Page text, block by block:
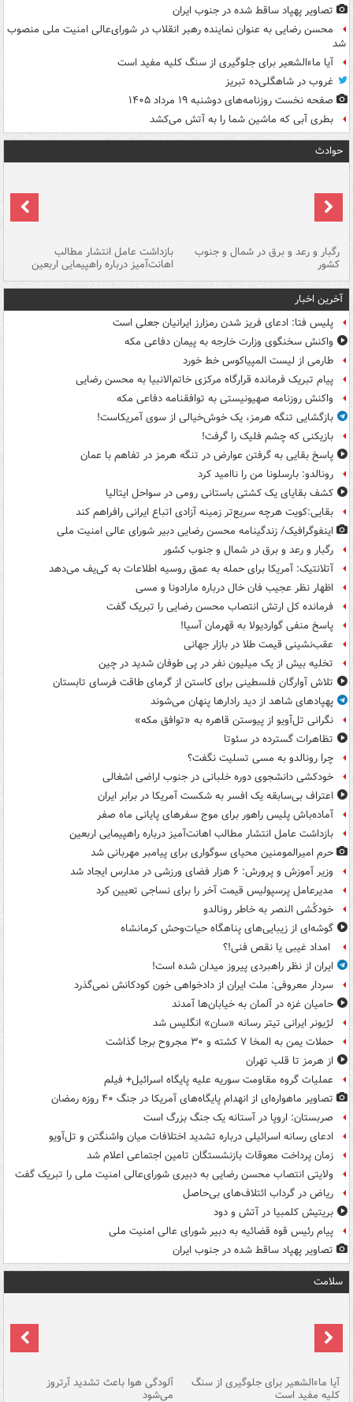
تصاویر پهپاد ساقط شده در جنوب ایران
محسن رضایی به عنوان نماینده رهبر انقلاب در شورای‌عالی امنیت ملی منصوب
شد
آیا ماءالشعیر برای جلوگیری از سنگ کلیه مفید است
غروب در شاهگلی‌ده تبریز
صفحه نخست روزنامه‌های دوشنبه ۱۹ مرداد ۱۴۰۵
بطری آبی که ماشین شما را به آتش می‌کشد
حوادث
رگبار و رعد و برق در شمال و جنوب
کشور
بازداشت عامل انتشار مطالب
اهانت‌آمیز درباره راهپیمایی اربعین
آخرین اخبار
پلیس فتا: ادعای فریز شدن رمزارز ایرانیان جعلی است
واکنش سخنگوی وزارت خارجه به پیمان دفاعی مکه
طارمی از لیست المپیاکوس خط خورد
پیام تبریک فرمانده قرارگاه مرکزی خاتم‌الانبیا به محسن رضایی
واکنش روزنامه صهیونیستی به توافقنامه دفاعی مکه
بازگشایی تنگه هرمز، یک خوش‌خیالی از سوی آمریکاست!
بازیکنی که چشم فلیک را گرفت!
پاسخ بقایی به گرفتن عوارض در تنگه هرمز در تفاهم با عمان
رونالدو: بارسلونا من را ناامید کرد
کشف بقایای یک کشتی باستانی رومی در سواحل ایتالیا
بقایی:کویت هرچه سریع‌تر زمینه آزادی اتباع ایرانی رافراهم کند
اینفوگرافیک/ زندگینامه محسن رضایی دبیر شورای عالی امنیت‌ ملی
رگبار و رعد و برق در شمال و جنوب کشور
آتلانتیک: آمریکا برای حمله به عمق روسیه اطلاعات به کی‌یف می‌دهد
اظهار نظر عجیب فان خال درباره مارادونا و مسی
فرمانده کل ارتش انتصاب محسن رضایی را تبریک گفت
پاسخ منفی گواردیولا به قهرمان آسیا!
عقب‌نشینی قیمت طلا در بازار جهانی
تخلیه بیش از یک میلیون نفر در پی طوفان شدید در چین
تلاش آوارگان فلسطینی برای کاستن از گرمای طاقت فرسای تابستان
پهپادهای شاهد از دید رادارها پنهان می‌شوند
نگرانی تل‌آویو از پیوستن قاهره به «توافق مکه»
تظاهرات گسترده در سئوتا
چرا رونالدو به مسی تسلیت نگفت؟
خودکشی دانشجوی دوره خلبانی در جنوب اراضی اشغالی
اعتراف بی‌سابقه یک افسر به شکست آمریکا در برابر ایران
آماده‌باش پلیس راهور برای موج سفرهای پایانی ماه صفر
بازداشت عامل انتشار مطالب اهانت‌آمیز درباره راهپیمایی اربعین
حرم امیرالمومنین محیای سوگواری برای پیامبر مهربانی شد
وزیر آموزش و پرورش: ۶ هزار فضای ورزشی در مدارس ایجاد شد
مدیرعامل پرسپولیس قیمت آخر را برای نساجی تعیین کرد
خودکُشی النصر به خاطر رونالدو
گوشه‌ای از زیبایی‌های پناهگاه‌ حیات‌وحش کرمانشاه
امداد غیبی یا نقص فنی!؟
ایران از نظر راهبردی پیروز میدان شده است!
سردار معروفی: ملت ایران از دادخواهی خون کودکانش نمی‌گذرد
حامیان غزه در آلمان به خیابان‌ها آمدند
لژیونر ایرانی تیتر رسانه «سان» انگلیس شد
حملات یمن به المخا ۷ کشته و ۳۰ مجروح برجا گذاشت
از هرمز تا قلب تهران
عملیات گروه مقاومت سوریه علیه پایگاه اسرائیل+ فیلم
تصاویر ماهواره‌ای از انهدام پایگاه‌های آمریکا در جنگ ۴۰ روزه رمضان
صربستان: اروپا در آستانه یک جنگ بزرگ است
ادعای رسانه اسرائیلی درباره تشدید اختلافات میان واشنگتن و تل‌آویو
زمان پرداخت معوقات بازنشستگان تامین اجتماعی اعلام شد
ولایتی انتصاب محسن رضایی به دبیری شورای‌عالی امنیت ملی را تبریک گفت
ریاض در گرداب ائتلاف‌های بی‌حاصل
بریتیش کلمبیا در آتش و دود
پیام رئیس قوه قضائیه به دبیر شورای عالی امنیت ملی
تصاویر پهپاد ساقط شده در جنوب ایران
سلامت
آیا ماءالشعیر برای جلوگیری از سنگ
کلیه مفید است
آلودگی هوا باعث تشدید آرتروز
می‌شود